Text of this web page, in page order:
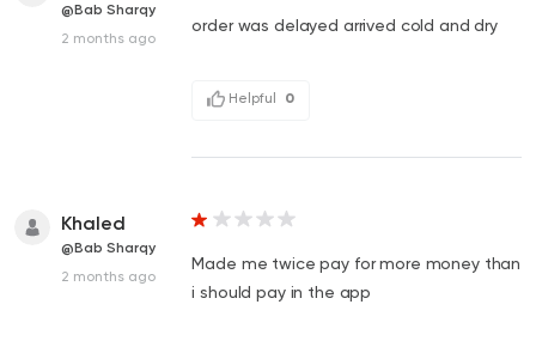
@Bab Sharqy
2 months ago
order was delayed arrived cold and dry
Helpful 0
Khaled
@Bab Sharqy
2 months ago
Made me twice pay for more money than
i should pay in the app